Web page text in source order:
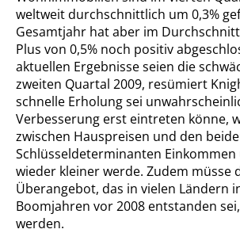
weltweit durchschnittlich um 0,3%
Gesamtjahr hat aber im
Plus von 0,5% noch positiv
aktuellen Ergebnisse seien die
zweiten Quartal 2009, resümiert
schnelle Erholung sei
Verbesserung erst eintreten könne,
zwischen Hauspreisen und den
Schlüsseldeterminanten
wieder kleiner werde. Zudem müsse
Überangebot, das in vielen Ländern
Boomjahren vor 2008 entstanden
werden.